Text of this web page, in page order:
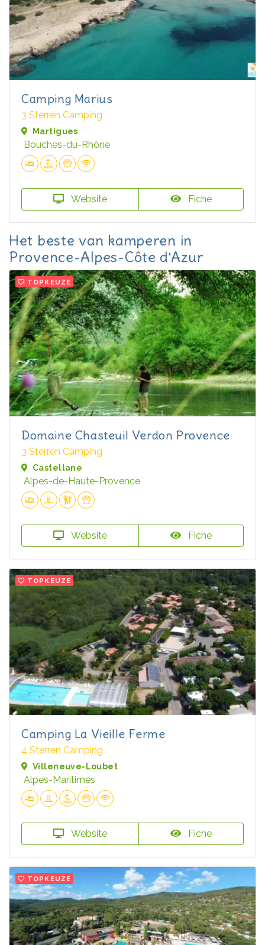
Camping Marius
3 Sterren Camping
Martigues
Bouches-du-Rhône
Website Fiche
Het beste van kamperen in
Provence-Alpes-Côte d'Azur
TOPKEUZE
Domaine Chasteuil Verdon Provence
3 Sterren Camping
Castellane
Alpes-de-Haute-Provence
Website Fiche
TOPKEUZE
Camping La Vieille Ferme
4 Sterren Camping
Villeneuve-Loubet
Alpes-Maritimes
Website Fiche
TOPKEUZE